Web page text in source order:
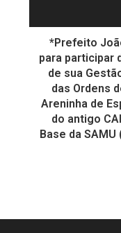
*Prefeito
para participar
de sua
das Ordens
Areninha de
do antigo
Base da